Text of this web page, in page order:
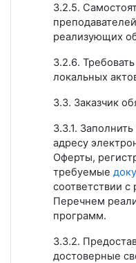
3.2.5.
реализующих
3.2.6.
локальных
3.3. Заказчик
3.3.1.
адресу
Оферты,
требуемые
соответствии
Перечнем
программ.
3.3.2.
достоверные